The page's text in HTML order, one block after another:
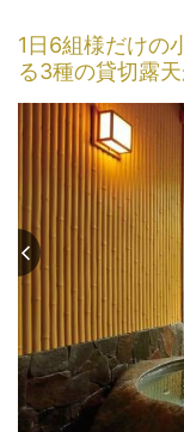
1日6組様だけの
る3種の貸切露